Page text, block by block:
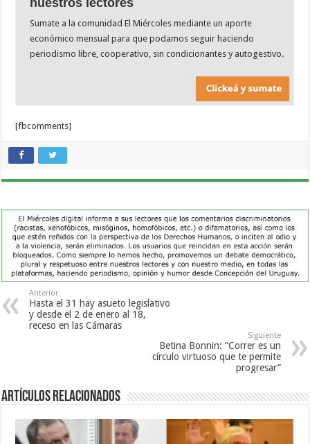
Sumate a la comunidad El Miércoles mediante un aporte
económico mensual para que podamos seguir haciendo
periodismo libre, cooperativo, sin condicionantes y autogestivo.
[fbcomments]
Anterior
Hasta el 31 hay asueto legislativo
y desde el 2 de enero al 18,
receso en las Cámaras
Siguiente
Betina Bonnin: “Correr es un
círculo virtuoso que te permite
progresar”
Artículos Relacionados